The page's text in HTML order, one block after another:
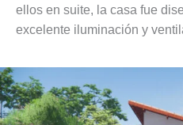
ellos en suite, la casa fue
excelente iluminación y